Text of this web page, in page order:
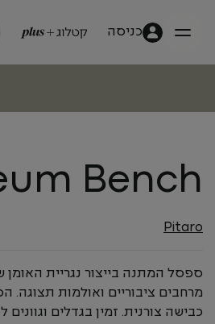
כניסה
Bench
Pitaro
ספסל המתנה בייצור נגריית האומן
מרחבים ציבוריים ואולמות
כבישה צורנית. זמין בגדלים